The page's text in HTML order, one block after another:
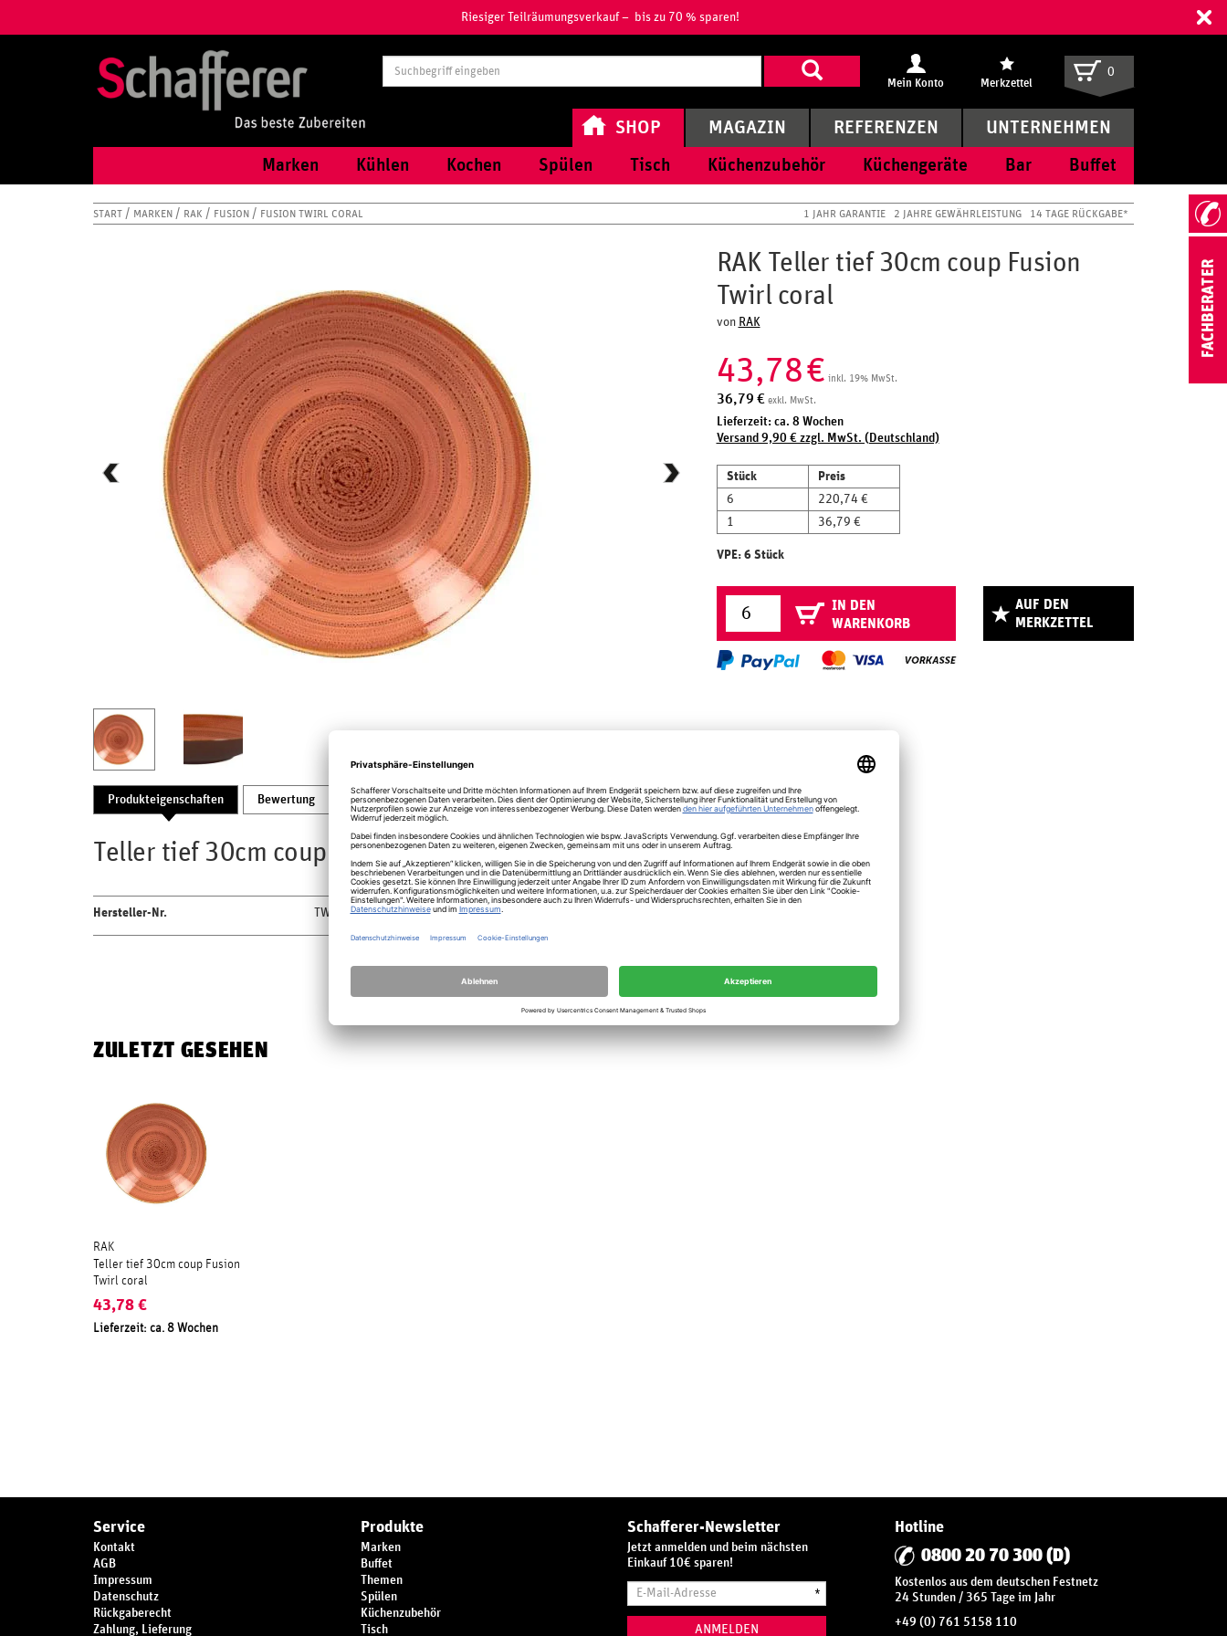
Riesiger Teilräumungsverkauf – bis zu 70 % sparen!
Suchbegriff
eingeben
Mein Konto Merkzettel
0
SHOP
Marken Kühlen Kochen Spülen Tisch Küchenzubehör Küchengeräte Bar Buffet
MAGAZIN REFERENZEN UNTERNEHMEN
START MARKEN RAK FUSION FUSION TWIRL CORAL 1 JAHR GARANTIE 2 JAHRE GEWÄHRLEISTUNG 14 TAGE RÜCKGABE*
Produkteigenschaften Bewertung Produktsicherheit
Teller tief 30cm coup Fusion Twirl coral
Hersteller-Nr. TWBUBC30CO
RAK Teller tief 30cm coup Fusion
Twirl coral
von RAK
43,78€ inkl. 19% MwSt.
36,79 € exkl. MwSt.
Lieferzeit: ca. 8 Wochen
Versand 9,90 € zzgl. MwSt. (Deutschland)
Stück
Preis
6
220,74 €
1
36,79 €
VPE: 6 Stück
IN DEN
WARENKORB
AUF DEN
MERKZETTEL
ZULETZT GESEHEN
RAK
Teller tief 30cm coup Fusion
Twirl coral
43,78 €
Lieferzeit: ca. 8 Wochen
Service
Kontakt
AGB
Impressum
Datenschutz
Rückgaberecht
Zahlung, Lieferung
Produkte
Marken
Buffet
Themen
Spülen
Küchenzubehör
Tisch
Schafferer-Newsletter
Jetzt anmelden und beim nächsten
Einkauf 10€ sparen!
Mail-
*
ANMELDEN
Hotline
0800 20 70 300 (D)
Kostenlos aus dem deutschen Festnetz
24 Stunden / 365 Tage im Jahr
+49 (0) 761 5158 110